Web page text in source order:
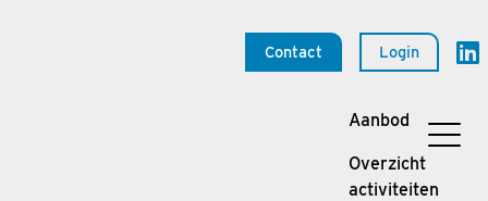
Contact Login
Aanbod
Overzicht
activiteiten